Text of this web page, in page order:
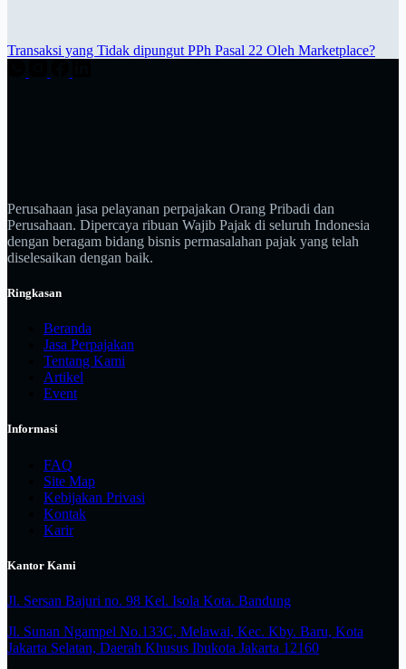
Transaksi yang Tidak dipungut PPh Pasal 22 Oleh Marketplace?
Perusahaan jasa pelayanan perpajakan Orang Pribadi dan
Perusahaan. Dipercaya ribuan Wajib Pajak di seluruh Indonesia
dengan beragam bidang bisnis permasalahan pajak yang telah
diselesaikan dengan baik.
Ringkasan
Beranda
Jasa Perpajakan
Tentang Kami
Artikel
Event
Informasi
FAQ
Site Map
Kebijakan Privasi
Kontak
Karir
Kantor Kami
Jl. Sersan Bajuri no. 98 Kel. Isola Kota. Bandung
Jl. Sunan Ngampel No.133C, Melawai, Kec. Kby. Baru, Kota
Jakarta Selatan, Daerah Khusus Ibukota Jakarta 12160